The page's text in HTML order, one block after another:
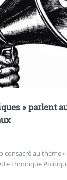
» parlent
consacré au thème
chronique